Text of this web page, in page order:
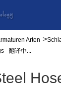
Arten
- 翻译中...